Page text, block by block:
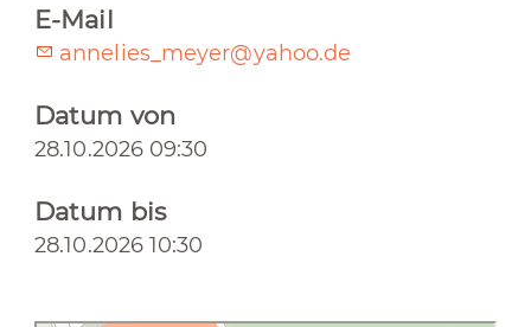
E-Mail
annelies_meyer@yahoo.de
Datum von
28.10.2026 09:30
Datum bis
28.10.2026 10:30